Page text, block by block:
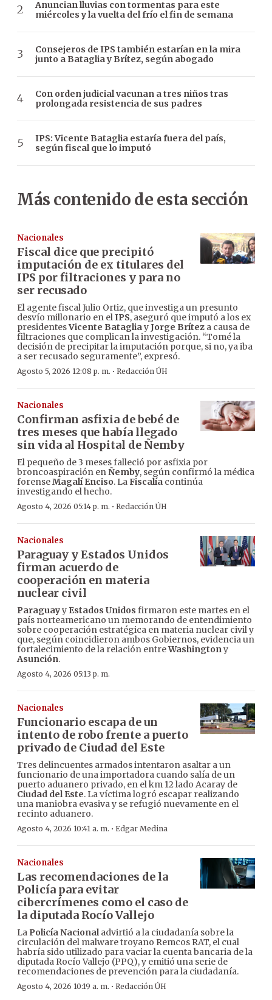
Anuncian lluvias con tormentas para este
miércoles y la vuelta del frío el fin de semana
Consejeros de IPS también estarían en la mira
junto a Bataglia y Brítez, según abogado
Con orden judicial vacunan a tres niños tras
prolongada resistencia de sus padres
IPS: Vicente Bataglia estaría fuera del país,
según fiscal que lo imputó
Más contenido de esta sección
Nacionales
Fiscal dice que precipitó
imputación de ex titulares del
IPS por filtraciones y para no
ser recusado
El agente fiscal Julio Ortiz, que investiga un presunto
desvío millonario en elIPS, aseguró que imputó a los ex
presidentesVicente BatagliayJorge Brítez a causa de
filtraciones que complican la investigación. “Tomé la
decisión de precipitar la imputación porque, si no, ya iba
a ser recusado seguramente”, expresó.
Agosto 5, 2026 12:08 p. m. · Redacción ÚH
Nacionales
Confirman asfixia de bebé de
tres meses que había llegado
sin vida al Hospital de Ñemby
El pequeño de 3 meses falleció por asfixia por
broncoaspiración enÑemby, según confirmó la médica
forenseMagalí Enciso. LaFiscalía continúa
investigando el hecho.
Agosto 4, 2026 05:14 p. m. · Redacción ÚH
Nacionales
Paraguay y Estados Unidos
firman acuerdo de
cooperación en materia
nuclear civil
Paraguayy Estados Unidos firmaron este martes en el
país norteamericano un memorando de entendimiento
sobre cooperación estratégica en materia nuclear civil y
que, según coincidieron ambos Gobiernos, evidencia un
fortalecimiento de la relación entreWashingtony
Asunción.
Agosto 4, 2026 05:13 p. m.
Nacionales
Funcionario escapa de un
intento de robo frente a puerto
privado de Ciudad del Este
Tres delincuentes armados intentaron asaltar a un
funcionario de una importadora cuando salía de un
puerto aduanero privado, en el km 12 lado Acaray de
Ciudad del Este. La víctima logró escapar realizando
una maniobra evasiva y se refugió nuevamente en el
recinto aduanero.
Agosto 4, 2026 10:41 a. m. · Edgar Medina
Nacionales
Las recomendaciones de la
Policía para evitar
cibercrímenes como el caso de
la diputada Rocío Vallejo
La Policía Nacionaladvirtió a la ciudadanía sobre la
circulación del malware troyano Remcos RAT, el cual
habría sido utilizado para vaciar la cuenta bancaria de la
diputada Rocío Vallejo (PPQ), y emitió una serie de
recomendaciones de prevención para la ciudadanía.
Agosto 4, 2026 10:19 a. m. · Redacción ÚH